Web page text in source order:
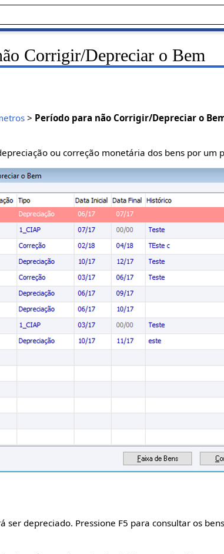
Corrigir/Depreciar o Bem
> Período para não Corrigir/Depreciar o
ou correção monetária dos bens por um
ser depreciado. Pressione F5 para consultar os